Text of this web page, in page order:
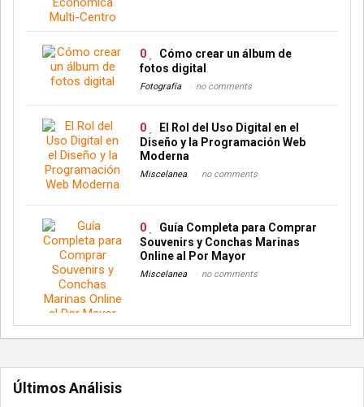
0
Cómo crear un álbum de
fotos digital
Fotografía no comments
0
El Rol del Uso Digital en el
Diseño y la Programación Web
Moderna
Miscelanea no comments
0
Guía Completa para Comprar
Souvenirs y Conchas Marinas
Online al Por Mayor
Miscelanea no comments
Últimos Análisis